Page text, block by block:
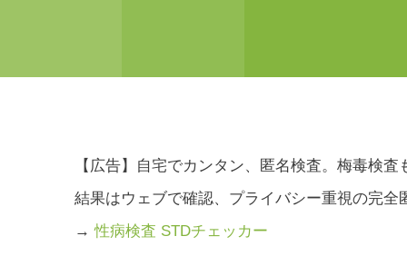
【広告】自宅でカンタン、匿名検査。梅毒検査
結果はウェブで確認、プライバシー重視の完全
→性病検査 STDチェッカー